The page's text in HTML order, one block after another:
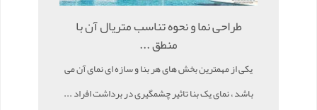
طراحی نما و نحوه تناسب متریال آن با
منطق ...
یکی از مهمترین بخش های هر بنا و سازه ای نمای آن می
باشد ، نمای یک بنا تاثیر چشمگیری در برداشت افراد ...